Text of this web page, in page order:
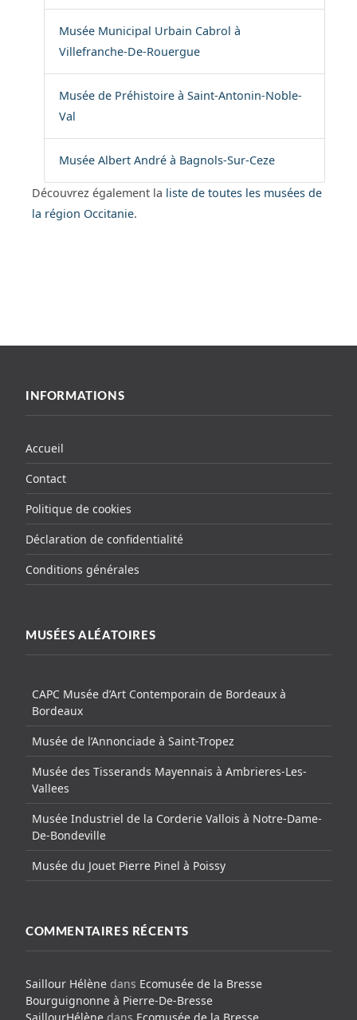
Musée Municipal Urbain Cabrol à
Villefranche-De-Rouergue
Musée de Préhistoire à Saint-Antonin-Noble-
Val
Musée Albert André à Bagnols-Sur-Ceze
Découvrez également la liste de toutes les musées de
la région Occitanie.
INFORMATIONS
Accueil
Contact
Politique de cookies
Déclaration de confidentialité
Conditions générales
MUSÉES ALÉATOIRES
CAPC Musée d’Art Contemporain de Bordeaux à
Bordeaux
Musée de l’Annonciade à Saint-Tropez
Musée des Tisserands Mayennais à Ambrieres-Les-
Vallees
Musée Industriel de la Corderie Vallois à Notre-Dame-
De-Bondeville
Musée du Jouet Pierre Pinel à Poissy
COMMENTAIRES RÉCENTS
Saillour Hélène dans Ecomusée de la Bresse
Bourguignonne à Pierre-De-Bresse